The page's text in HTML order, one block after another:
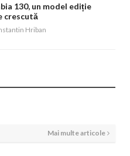
130, un model ediție
crescută
Hriban
Mai multe articole